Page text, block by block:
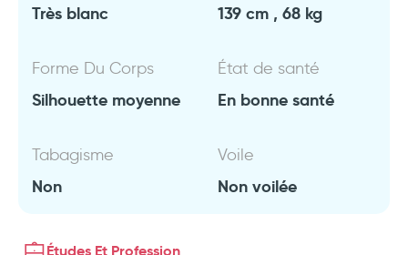
Très blanc 139 cm , 68 kg
Forme Du Corps
Silhouette moyenne
État de santé
En bonne santé
Tabagisme
Non
Voile
Non voilée
Études Et Profession